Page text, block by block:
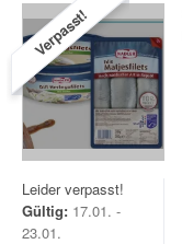
Verpasst!
Leider verpasst!
Gültig: 17.01. -
23.01.